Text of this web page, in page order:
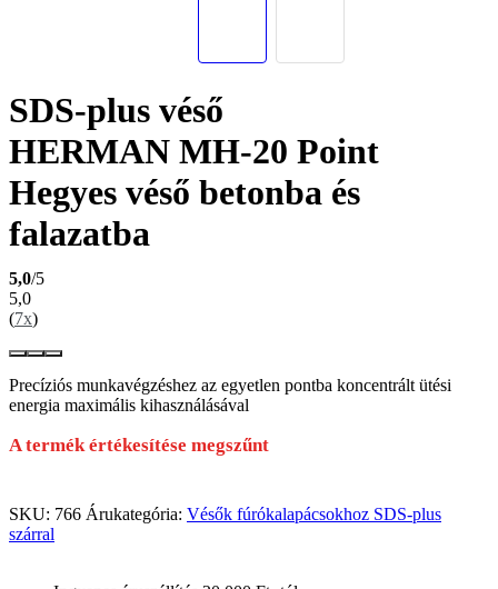
SDS-plus véső
HERMAN MH-20 Point
Hegyes véső betonba és
falazatba
5,0/5
5,0
(7x)
Precíziós munkavégzéshez az egyetlen pontba koncentrált ütési
energia maximális kihasználásával
A termék értékesítése megszűnt
SKU: 766 Árukategória: Vésők fúrókalapácsokhoz SDS-plus
szárral